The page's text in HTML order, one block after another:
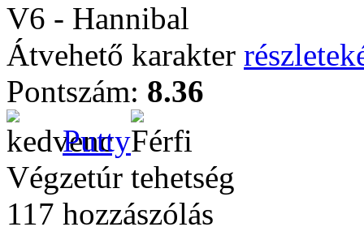
V6 - Hannibal
Átvehető karakter
Pontszám: 8.36
Putty
Végzetúr tehetség
117 hozzászólás